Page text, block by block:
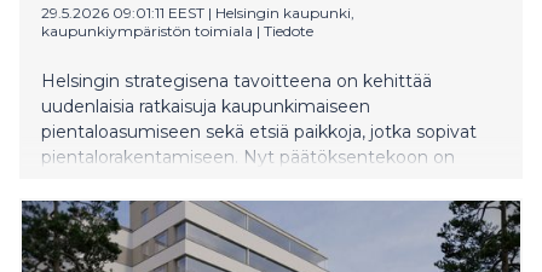
29.5.2026 09:01:11 EEST | Helsingin kaupunki,
kaupunkiympäristön toimiala | Tiedote
Helsingin strategisena tavoitteena on kehittää
uudenlaisia ratkaisuja kaupunkimaiseen
pientaloasumiseen sekä etsiä paikkoja, jotka sopivat
pientalorakentamiseen. Nyt päätöksentekoon on
tontinluovutukseen liittyvät yleiset periaatteet.